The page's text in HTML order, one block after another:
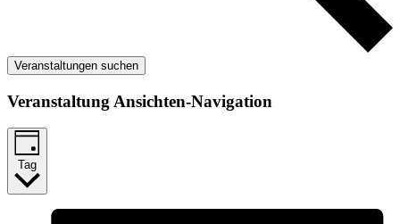
Veranstaltungen suchen
Veranstaltung Ansichten-Navigation
Tag